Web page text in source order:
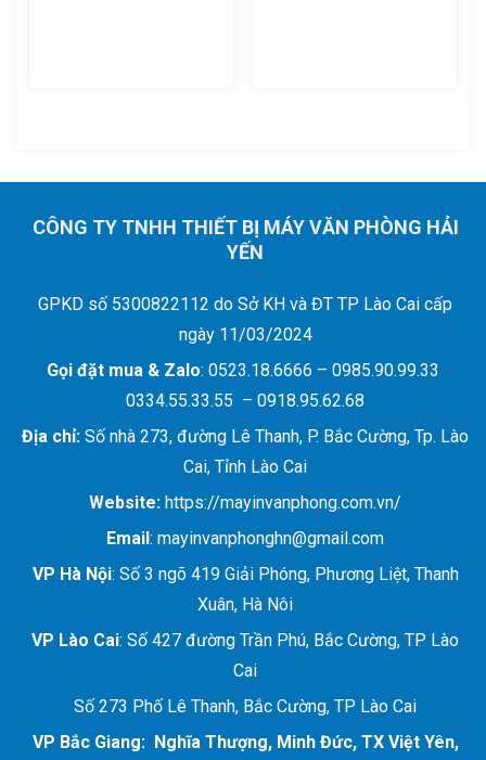
CÔNG TY TNHH THIẾT BỊ MÁY VĂN PHÒNG HẢI
YẾN
GPKD số 5300822112 do Sở KH và ĐT TP Lào Cai cấp
ngày 11/03/2024
Gọi đặt mua & Zalo: 0523.18.6666 – 0985.90.99.33
0334.55.33.55 – 0918.95.62.68
Địa chỉ: Số nhà 273, đường Lê Thanh, P. Bắc Cường, Tp. Lào
Cai, Tỉnh Lào Cai
Website: https://mayinvanphong.com.vn/
Email: mayinvanphonghn@gmail.com
VP Hà Nội: Số 3 ngõ 419 Giải Phóng, Phương Liệt, Thanh
Xuân, Hà Nôi
VP Lào Cai: Số 427 đường Trần Phú, Bắc Cường, TP Lào
Cai
Số 273 Phố Lê Thanh, Bắc Cường, TP Lào Cai
VP Bắc Giang: Nghĩa Thượng, Minh Đức, TX Việt Yên,